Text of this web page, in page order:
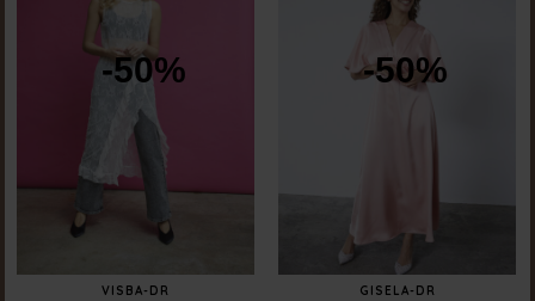
-50%
VISBA-DR
-50%
GISELA-DR